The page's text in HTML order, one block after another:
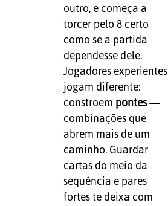
outro, e começa a
torcer pelo 8 certo
como se a partida
dependesse dele.
Jogadores experientes
jogam diferente:
constroem pontes—
combinações que
abrem mais de um
caminho. Guardar
cartas do meio da
sequência e pares
fortes te deixa com